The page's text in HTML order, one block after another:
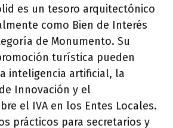
es un tesoro arquitectónico
como Bien de Interés
de Monumento. Su
turística pueden
inteligencia artificial, la
Innovación y el
el IVA en los Entes Locales.
prácticos para secretarios y